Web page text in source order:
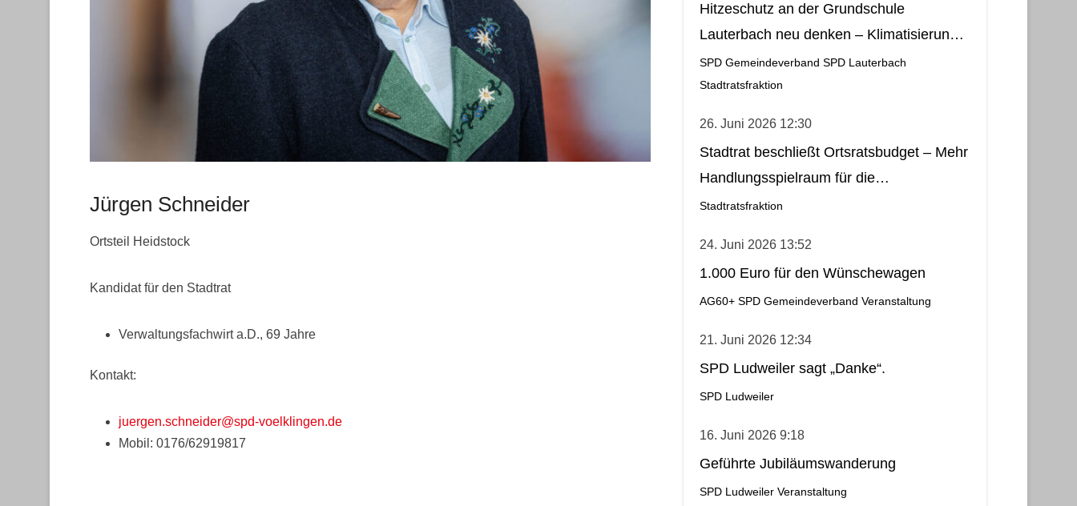
Jürgen Schneider
Veröffentlicht am
Ortsteil Heidstock
Kandidat für den Stadtrat
Verwaltungsfachwirt a.D., 69 Jahre
Kontakt:
juergen.schneider@spd-voelklingen.de
Mobil: 0176/62919817
Hitzeschutz an der Grundschule
Lauterbach neu denken – Klimatisierung
als wirtschaftliche und nachhaltige Lösung
SPD Gemeindeverband SPD Lauterbach
Stadtratsfraktion
26. Juni 2026 12:30
Stadtrat beschließt Ortsratsbudget – Mehr
Handlungsspielraum für die
Gemeindebezirke
Stadtratsfraktion
24. Juni 2026 13:52
1.000 Euro für den Wünschewagen
AG60+ SPD Gemeindeverband Veranstaltung
21. Juni 2026 12:34
SPD Ludweiler sagt „Danke“.
SPD Ludweiler
16. Juni 2026 9:18
Geführte Jubiläumswanderung
SPD Ludweiler Veranstaltung